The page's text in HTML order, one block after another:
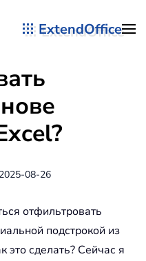
ExtendOffice
2025-08-26
отфильтровать
подстрокой из
сделать? Сейчас я